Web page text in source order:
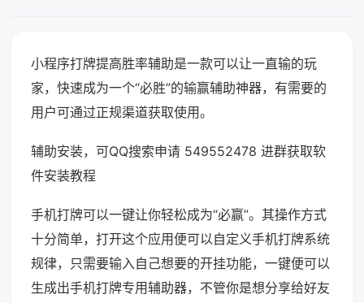
小程序打牌提高胜率辅助是一款可以让一直输的玩
家，快速成为一个“必胜”的输赢辅助神器，有需要的
用户可通过正规渠道获取使用。
辅助安装，可QQ搜索申请 549552478 进群获取软
件安装教程
手机打牌可以一键让你轻松成为“必赢”。其操作方式
十分简单，打开这个应用便可以自定义手机打牌系统
规律，只需要输入自己想要的开挂功能，一键便可以
生成出手机打牌专用辅助器，不管你是想分享给好友